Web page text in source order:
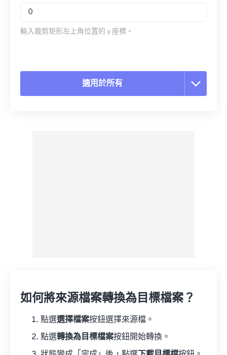
輸入裁剪矩形左上角位置的 y 座標。
適用於所有
如何將來源檔案轉換為目標檔案？
點選選擇檔案按鈕選擇來源檔。
點選轉換為目標檔案按鈕開始轉換。